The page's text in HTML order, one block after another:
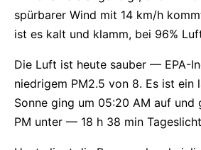
spürbarer Wind mit 14 km/h
ist es kalt und klamm, bei 96%
Die Luft ist heute sauber — EPA-
niedrigem PM2.5 von 8. Es ist ein
Sonne ging um 05:20 AM auf und
PM unter — 18 h 38 min